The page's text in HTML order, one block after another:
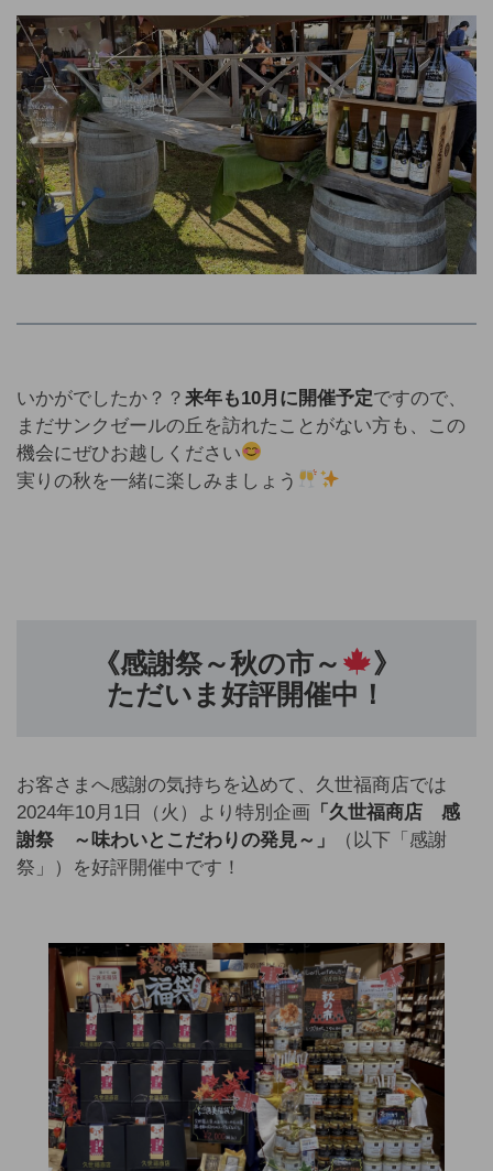
いかがでしたか？？ 来年も10月に開催予定ですので、
まだサンクゼールの丘を訪れたことがない方も、この
機会にぜひお越しください
実りの秋を一緒に楽しみましょう
《感謝祭～秋の市～
》
ただいま好評開催中！
お客さまへ感謝の気持ちを込めて、久世福商店では
2024年10月1日（火）より特別企画 「久世福商店 感
謝祭 ～味わいとこだわりの発見～」
（以下「感謝
祭」）を好評開催中です！